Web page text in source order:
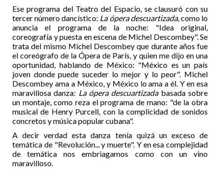
Ese programa del Teatro del Espacio, se clausuró con su
tercer número dancístico: La ópera descuartizada, como lo
anuncia el programa de la noche: "Idea original,
coreografía y puesta en escena de Michel Descombey". Se
trata del mismo Michel Descombey que durante años fue
el coreógrafo de la Ópera de París, y quien me dijo en una
oportunidad, hablando de México: "México es un país
joven donde puede suceder lo mejor y lo peor". Michel
Descombey ama a México, y México lo ama a él. Y en esa
maravillosa danza: La ópera descuartizadabasada sobre
un montaje, como reza el programa de mano: "de la obra
musical de Henry Purcell, con la complicidad de sonidos
concretos y música popular cubana".
A decir verdad esta danza tenía quizá un exceso de
temática de "Revolución... y muerte". Y en esa complejidad
de temática nos embriagamos como con un vino
maravilloso.